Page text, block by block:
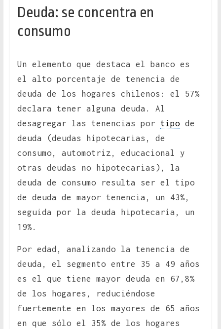
Deuda: se concentra en
consumo
Un elemento que destaca el banco es
el alto porcentaje de tenencia de
deuda de los hogares chilenos: el 57%
declara tener alguna deuda. Al
desagregar las tenencias por tipode
deuda (deudas hipotecarias, de
consumo, automotriz, educacional y
otras deudas no hipotecarias), la
deuda de consumo resulta ser el tipo
de deuda de mayor tenencia, un 43%,
seguida por la deuda hipotecaria, un
19%.
Por edad, analizando la tenencia de
deuda, el segmento entre 35 a 49 años
es el que tiene mayor deuda en 67,8%
de los hogares, reduciéndose
fuertemente en los mayores de 65 años
en que sólo el 35% de los hogares